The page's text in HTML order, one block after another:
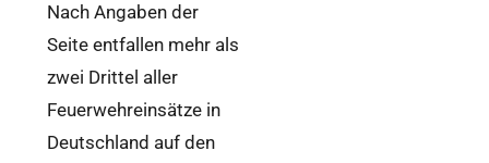
Nach Angaben der
Seite entfallen mehr als
zwei Drittel aller
Feuerwehreinsätze in
Deutschland auf den